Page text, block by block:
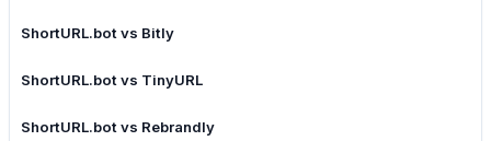
ShortURL.bot vs Bitly
ShortURL.bot vs TinyURL
ShortURL.bot vs Rebrandly